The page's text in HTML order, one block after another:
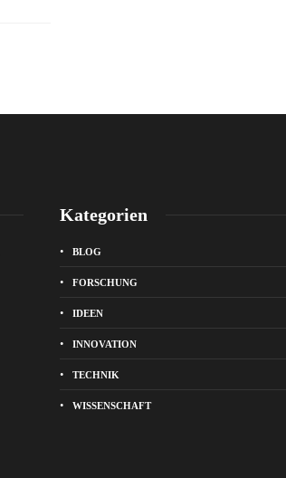
Kategorien
BLOG
FORSCHUNG
IDEEN
INNOVATION
TECHNIK
WISSENSCHAFT